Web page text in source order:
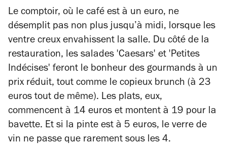
Le comptoir, où le café est à un euro, ne
désemplit pas non plus jusqu’à midi, lorsque les
ventre creux envahissent la salle. Du côté de la
restauration, les salades 'Caesars' et 'Petites
Indécises' feront le bonheur des gourmands à un
prix réduit, tout comme le copieux brunch (à 23
euros tout de même). Les plats, eux,
commencent à 14 euros et montent à 19 pour la
bavette. Et si la pinte est à 5 euros, le verre de
vin ne passe que rarement sous les 4.